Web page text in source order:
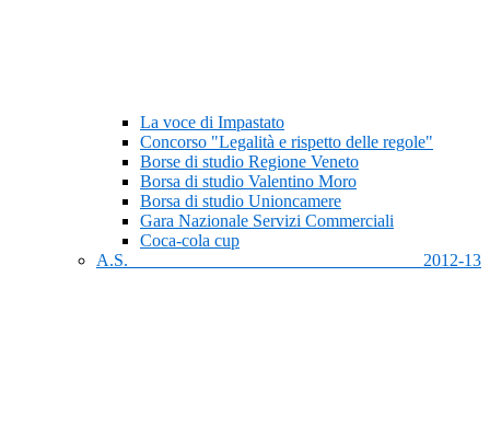
La voce di Impastato
Concorso "Legalità e rispetto delle regole"
Borse di studio Regione Veneto
Borsa di studio Valentino Moro
Borsa di studio Unioncamere
Gara Nazionale Servizi Commerciali
Coca-cola cup
A.S. 2012-13